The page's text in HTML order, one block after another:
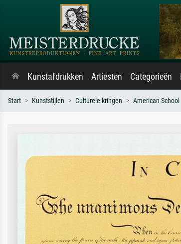
Kunstafdrukken Artiesten Categorieën
Start Kunststijlen Culturele kringen American School